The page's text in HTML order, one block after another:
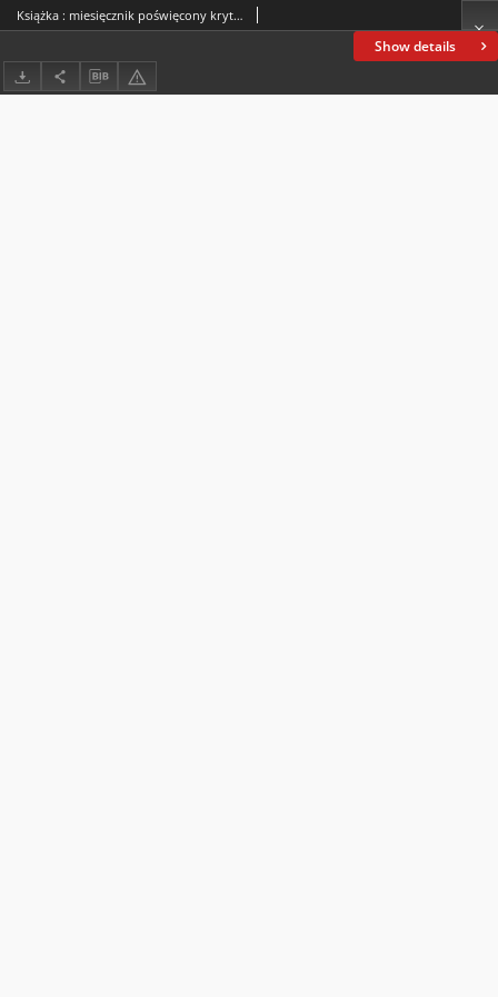
Show details
Książka : miesięcznik poświęcony krytyce i bibliografii polskiej, pod kierunkiem literackim J. K. Kochanowskiego. R. 9, 1909, nr 1, 15 I